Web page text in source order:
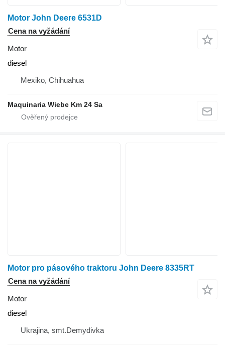
Motor John Deere 6531D
Cena na vyžádání
Motor
diesel
Mexiko, Chihuahua
Maquinaria Wiebe Km 24 Sa
Motor pro pásového traktoru John Deere 8335RT
Cena na vyžádání
Motor
diesel
Ukrajina, smt.Demydivka